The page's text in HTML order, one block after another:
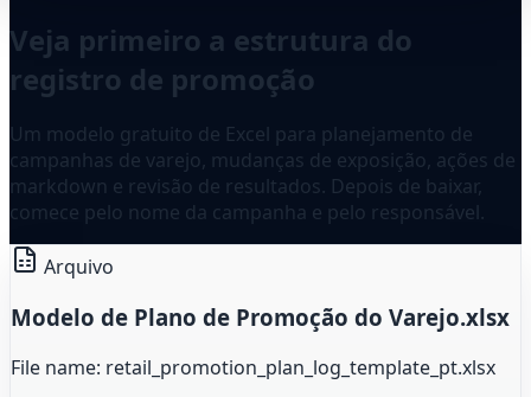
Veja primeiro a estrutura do
registro de promoção
Um modelo gratuito de Excel para planejamento de
campanhas de varejo, mudanças de exposição, ações de
markdown e revisão de resultados. Depois de baixar,
comece pelo nome da campanha e pelo responsável.
Arquivo
Modelo de Plano de Promoção do Varejo.xlsx
File name: retail_promotion_plan_log_template_pt.xlsx